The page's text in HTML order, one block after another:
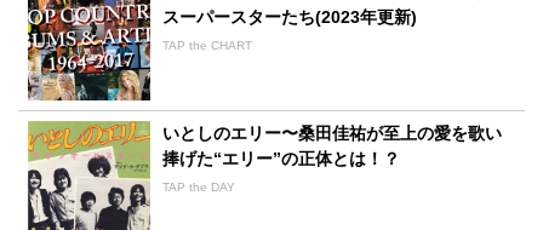
スーパースターたち(2023年更新)
TAP the CHART
いとしのエリー〜桑田佳祐が至上の愛を歌い
捧げた“エリー”の正体とは！？
TAP the DAY